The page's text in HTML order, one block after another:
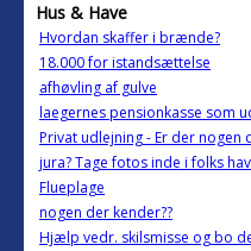
Hus & Have
Hvordan skaffer i brænde?
18.000 for istandsættelse
afhøvling af gulve
laegernes pensionkasse som
Privat udlejning - Er der nogen
jura? Tage fotos inde i folks
Flueplage
nogen der kender??
Hjælp vedr. skilsmisse og bo